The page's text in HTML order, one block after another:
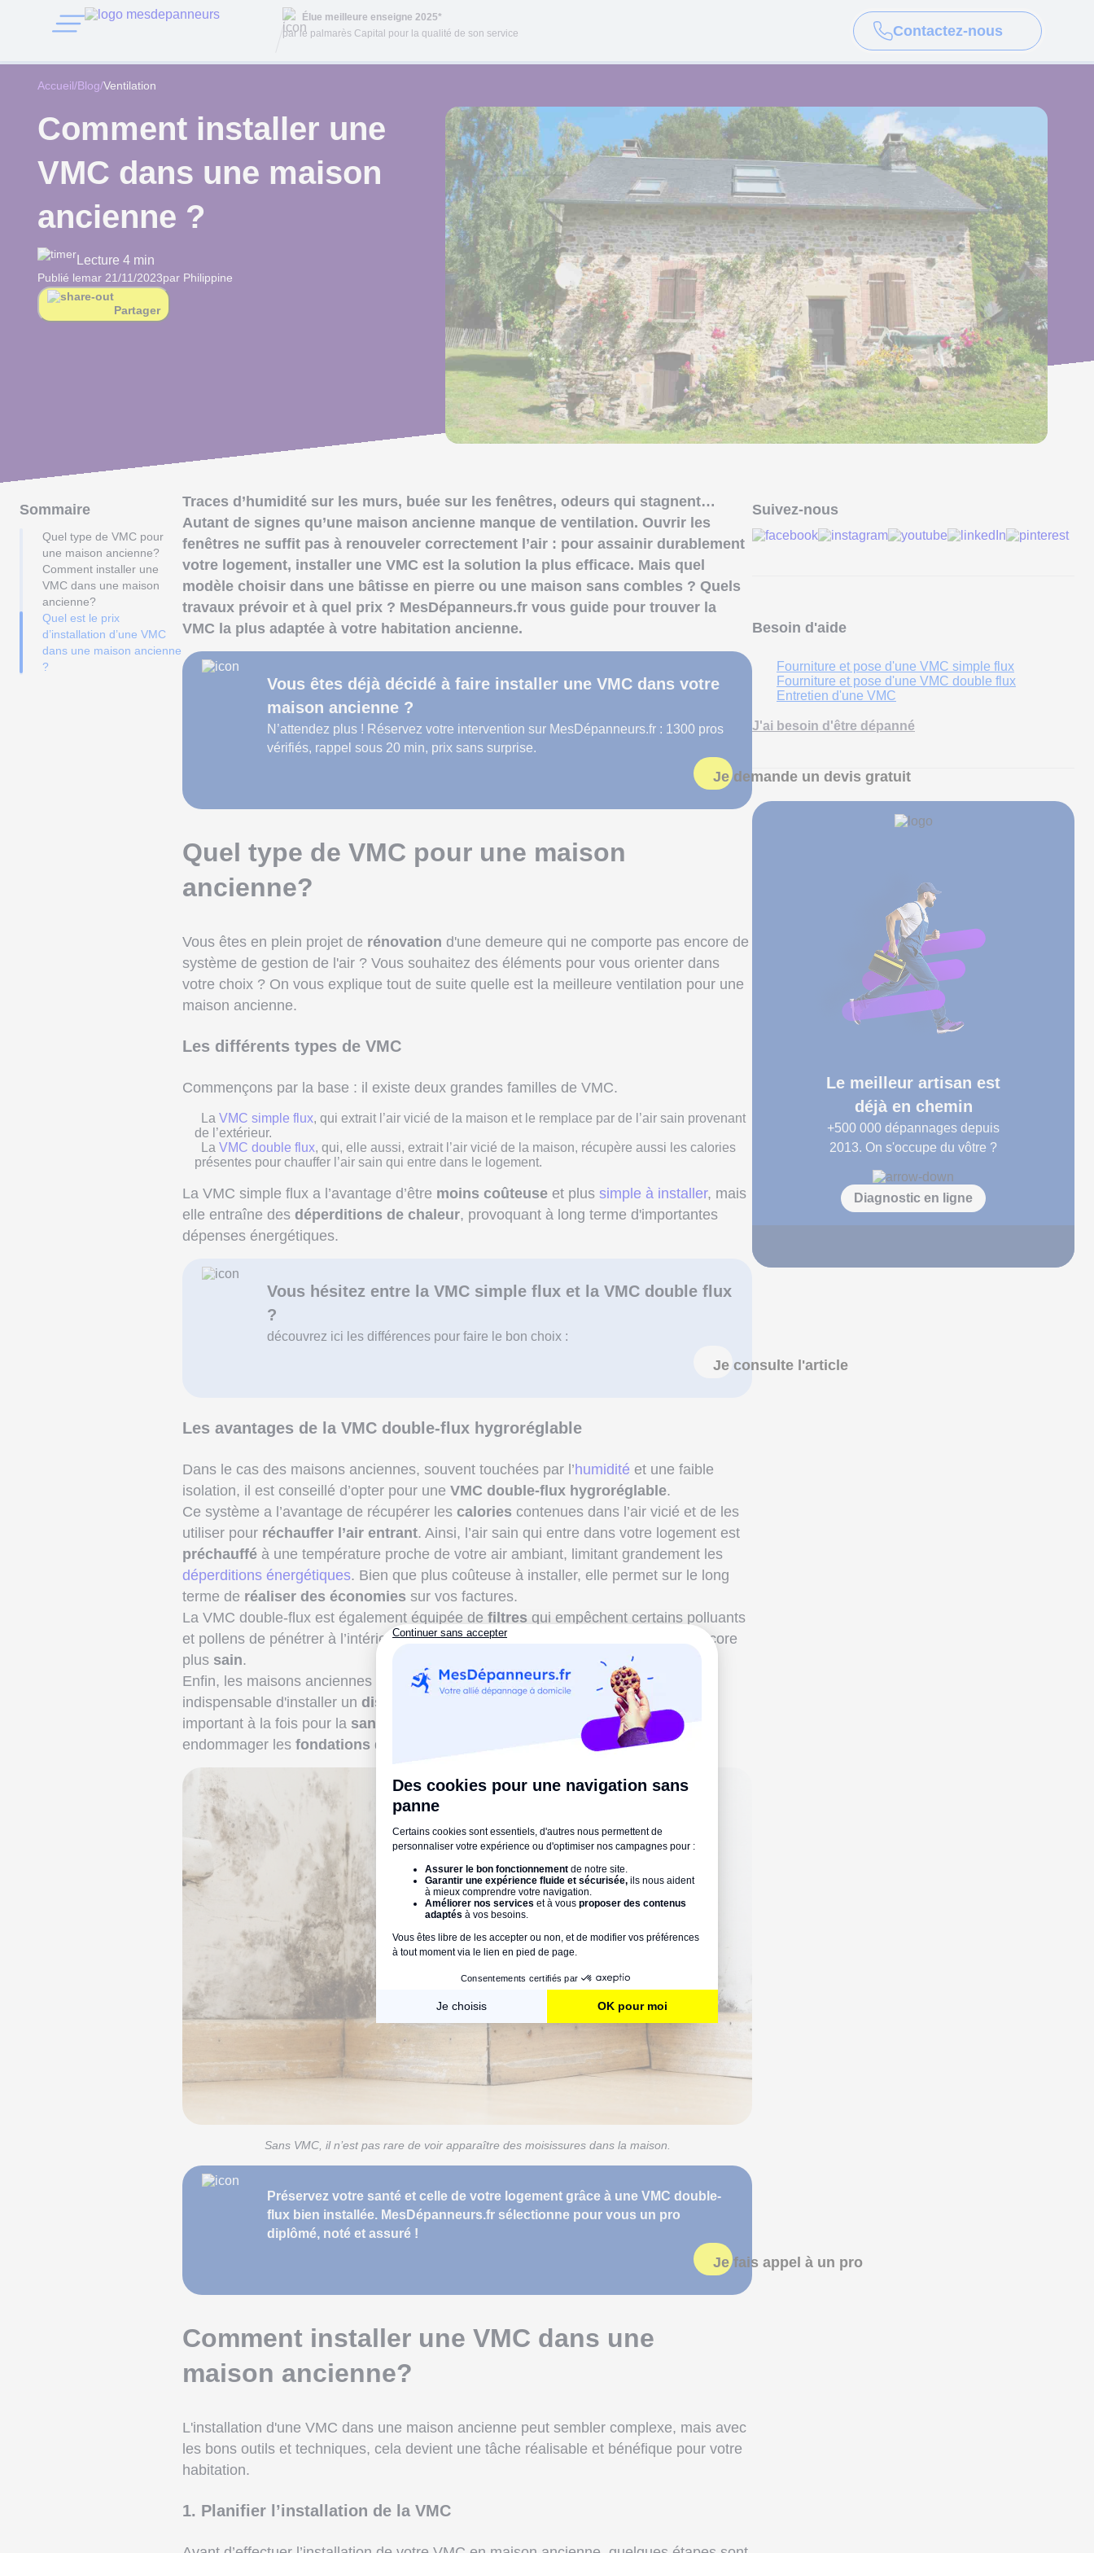
Élue meilleure enseigne 2025*
par le palmarès Capital pour la qualité de son service
Contactez-nous
Accueil/Blog/Ventilation
Comment installer une
VMC dans une maison
ancienne ?
Lecture 4 min
Publié lemar 21/11/2023par Philippine
Partager
Sommaire
Quel type de VMC pour
une maison ancienne?
Comment installer une
VMC dans une maison
ancienne?
Quel est le prix
d’installation d’une VMC
dans une maison ancienne
?
Traces d’humidité sur les murs, buée sur les fenêtres, odeurs qui stagnent…
Autant de signes qu’une maison ancienne manque de ventilation. Ouvrir les
fenêtres ne suffit pas à renouveler correctement l’air : pour assainir durablement
votre logement, installer une VMC est la solution la plus efficace. Mais quel
modèle choisir dans une bâtisse en pierre ou une maison sans combles ? Quels
travaux prévoir et à quel prix ? MesDépanneurs.fr vous guide pour trouver la
VMC la plus adaptée à votre habitation ancienne.
Vous êtes déjà décidé à faire installer une VMC dans votre
maison ancienne ?
N’attendez plus ! Réservez votre intervention sur MesDépanneurs.fr : 1300 pros
vérifiés, rappel sous 20 min, prix sans surprise.
Je demande un devis gratuit
Quel type de VMC pour une maison
ancienne?
Vous êtes en plein projet de rénovation d'une demeure qui ne comporte pas encore de
système de gestion de l'air ? Vous souhaitez des éléments pour vous orienter dans
votre choix ? On vous explique tout de suite quelle est la meilleure ventilation pour une
maison ancienne.
Les différents types de VMC
Commençons par la base : il existe deux grandes familles de VMC.
La VMC simple flux, qui extrait l’air vicié de la maison et le remplace par de l’air sain provenant
de l’extérieur.
La VMC double flux, qui, elle aussi, extrait l’air vicié de la maison, récupère aussi les calories
présentes pour chauffer l’air sain qui entre dans le logement.
La VMC simple flux a l’avantage d’être moins coûteuse et plus simple à installer, mais
elle entraîne des déperditions de chaleur, provoquant à long terme d'importantes
dépenses énergétiques.
Vous hésitez entre la VMC simple flux et la VMC double flux
?
découvrez ici les différences pour faire le bon choix :
Je consulte l'article
Les avantages de la VMC double-flux hygroréglable
Dans le cas des maisons anciennes, souvent touchées par l’ humidité et une faible
isolation, il est conseillé d’opter pour une VMC double-flux hygroréglable.
Ce système a l’avantage de récupérer les calories contenues dans l’air vicié et de les
utiliser pour réchauffer l’air entrant. Ainsi, l’air sain qui entre dans votre logement est
préchauffé à une température proche de votre air ambiant, limitant grandement les
déperditions énergétiques. Bien que plus coûteuse à installer, elle permet sur le long
terme de réaliser des économies sur vos factures.
La VMC double-flux est également équipée de filtres qui empêchent certains polluants
et pollens de pénétrer à l’intérieur du logement. C’est idéal pour respirer un air encore
plus sain.
Enfin, les maisons anciennes ayant tendance à emprisonner de l'air humide, il est
indispensable d'installer un dispositif performant
pour déshumidifier l'air. C’est
important à la fois pour la santé
des habitants, mais cela permet aussi de ne pas
endommager les fondations de la maison avec des moisissures par exemple.
Sans VMC, il n’est pas rare de voir apparaître des moisissures dans la maison.
Préservez votre santé et celle de votre logement grâce à une VMC double-
flux bien installée. MesDépanneurs.fr sélectionne pour vous un pro
diplômé, noté et assuré !
Je fais appel à un pro
Comment installer une VMC dans une
maison ancienne?
L'installation d'une VMC dans une maison ancienne peut sembler complexe, mais avec
les bons outils et techniques, cela devient une tâche réalisable et bénéfique pour votre
habitation.
1. Planifier l’installation de la VMC
Suivez-nous
Besoin d'aide
Fourniture et pose d'une VMC simple flux
Fourniture et pose d'une VMC double flux
Entretien d'une VMC
J'ai besoin d'être dépanné
Le meilleur artisan est
déjà en chemin
+500 000 dépannages depuis
2013. On s'occupe du vôtre ?
Diagnostic en ligne